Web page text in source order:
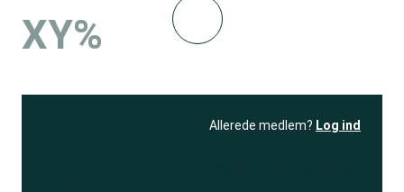
XY%
Allerede medlem? Log ind